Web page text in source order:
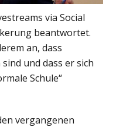
via Social
beantwortet.
an, dass
und dass er sich
Schule“
vergangenen